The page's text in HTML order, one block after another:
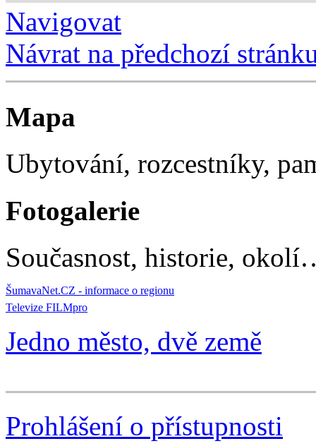
Navigovat
Návrat na předchozí
Mapa
Ubytování, rozcestníky,
Fotogalerie
Současnost, historie,
ŠumavaNet.CZ - informace o regionu
Televize FILMpro
Jedno město, dvě země
Prohlášení o přístupnosti